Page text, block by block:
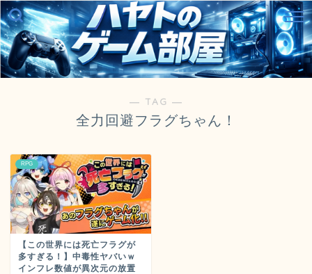
― TAG ―
全力回避フラグちゃん！
RPG
【この世界には死亡フラグが
多すぎる！】中毒性ヤバいｗ
インフレ数値が異次元の放置